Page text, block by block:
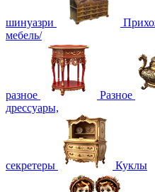
шинуазри
мебель/
разное Разное
дрессуары,
секретеры Куклы